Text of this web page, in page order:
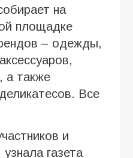
на
площадке
– одежды,
а также
Все
и
газета